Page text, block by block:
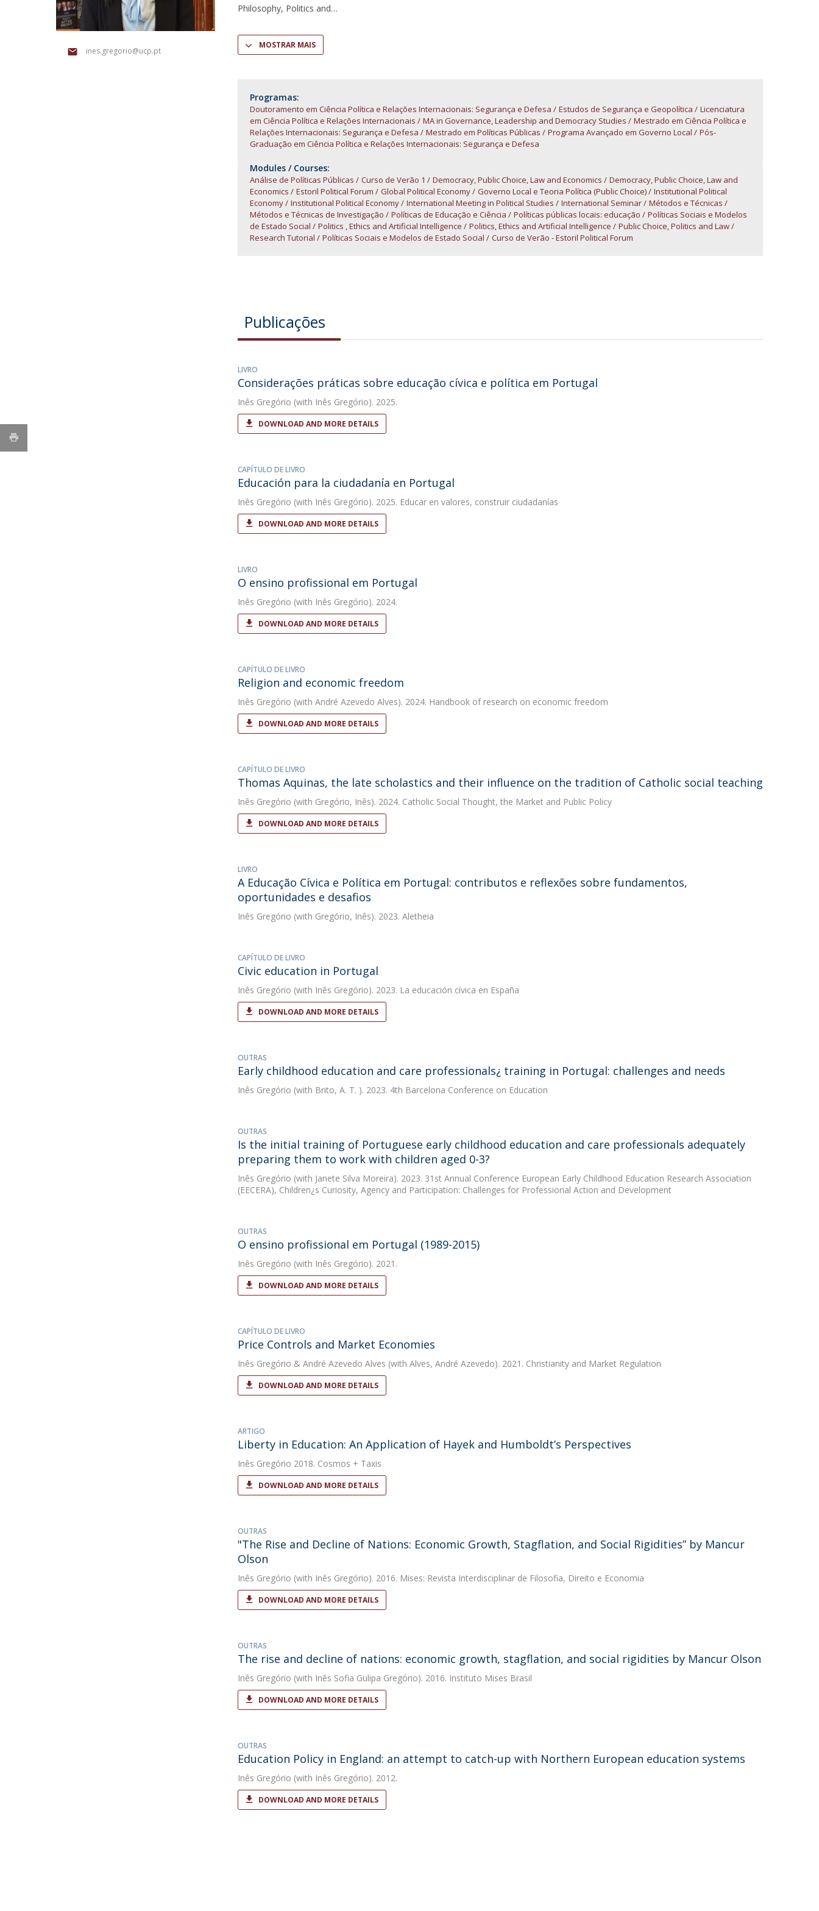
Centro de Investigação do Instituto de
Conferências do Atlântico
Seminários Internacionais
Career Day
ines.gregorio@ucp.pt
Philosophy, Politics and
MOSTRAR MAIS
Programas:
Doutoramento em Ciência Política e Relações Internacionais: Segurança e Defesa Estudos de Segurança e Geopolítica
Licenciatura
em Ciência Política e Relações Internacionais
MA in Governance, Leadership and Democracy Studies
Mestrado em Ciência Política e
Relações Internacionais: Segurança e Defesa
Mestrado em Políticas Públicas Programa Avançado em Governo Local
Pós-
Graduação em Ciência Política e Relações Internacionais: Segurança e Defesa
Modules / Courses:
Análise de Políticas Públicas Curso de Verão 1 Democracy, Public Choice, Law and Economics
Democracy, Public Choice, Law and
Economics
Estoril Political Forum Global Political Economy Governo Local e Teoria Política (Public Choice)
Institutional Political
Economy
Institutional Political Economy International Meeting in Political Studies International Seminar
Métodos e Técnicas
Métodos e Técnicas de Investigação
Políticas de Educação e Ciência Políticas públicas locais: educação
Políticas Sociais e Modelos
de Estado Social
Politics , Ethics and Artificial Intelligence Politics, Ethics and Artificial Intelligence
Public Choice, Politics and Law
Research Tutorial
Políticas Sociais e Modelos de Estado Social Curso de Verão - Estoril Political Forum
Publicações
LIVRO
Considerações práticas sobre educação cívica e política em Portugal
Inês Gregório (with Inês Gregório). 2025.
DOWNLOAD AND MORE DETAILS
CAPÍTULO DE LIVRO
Educación para la ciudadanía en Portugal
Inês Gregório (with Inês Gregório). 2025. Educar en valores, construir ciudadanías
DOWNLOAD AND MORE DETAILS
LIVRO
O ensino profissional em Portugal
Inês Gregório (with Inês Gregório). 2024.
DOWNLOAD AND MORE DETAILS
CAPÍTULO DE LIVRO
Religion and economic freedom
Inês Gregório (with André Azevedo Alves). 2024. Handbook of research on economic freedom
DOWNLOAD AND MORE DETAILS
CAPÍTULO DE LIVRO
Thomas Aquinas, the late scholastics and their influence on the tradition of Catholic social teaching
Inês Gregório (with Gregório, Inês). 2024. Catholic Social Thought, the Market and Public Policy
DOWNLOAD AND MORE DETAILS
LIVRO
A Educação Cívica e Política em Portugal: contributos e reflexões sobre fundamentos,
oportunidades e desafios
Inês Gregório (with Gregório, Inês). 2023. Aletheia
CAPÍTULO DE LIVRO
Civic education in Portugal
Inês Gregório (with Inês Gregório). 2023. La educación cívica en España
DOWNLOAD AND MORE DETAILS
OUTRAS
Early childhood education and care professionals¿ training in Portugal: challenges and needs
Inês Gregório (with Brito, A. T. ). 2023. 4th Barcelona Conference on Education
OUTRAS
Is the initial training of Portuguese early childhood education and care professionals adequately
preparing them to work with children aged 0-3?
Inês Gregório (with Janete Silva Moreira). 2023. 31st Annual Conference European Early Childhood Education Research Association
(EECERA), Children¿s Curiosity, Agency and Participation: Challenges for Professional Action and Development
OUTRAS
O ensino profissional em Portugal (1989-2015)
Inês Gregório (with Inês Gregório). 2021.
DOWNLOAD AND MORE DETAILS
CAPÍTULO DE LIVRO
Price Controls and Market Economies
Inês Gregório & André Azevedo Alves (with Alves, André Azevedo). 2021. Christianity and Market Regulation
DOWNLOAD AND MORE DETAILS
ARTIGO
Liberty in Education: An Application of Hayek and Humboldt’s Perspectives
Inês Gregório 2018. Cosmos + Taxis
DOWNLOAD AND MORE DETAILS
OUTRAS
"The Rise and Decline of Nations: Economic Growth, Stagflation, and Social Rigidities” by Mancur
Olson
Inês Gregório (with Inês Gregório). 2016. Mises: Revista Interdisciplinar de Filosofia, Direito e Economia
DOWNLOAD AND MORE DETAILS
OUTRAS
The rise and decline of nations: economic growth, stagflation, and social rigidities by Mancur Olson
Inês Gregório (with Inês Sofia Gulipa Gregório). 2016. Instituto Mises Brasil
DOWNLOAD AND MORE DETAILS
OUTRAS
Education Policy in England: an attempt to catch-up with Northern European education systems
Inês Gregório (with Inês Gregório). 2012.
DOWNLOAD AND MORE DETAILS